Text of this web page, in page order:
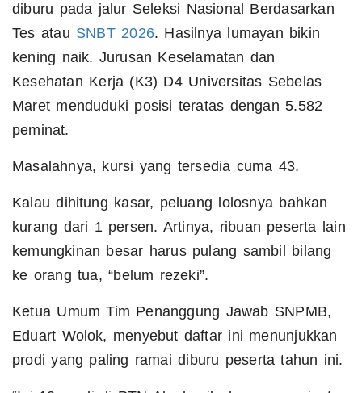
diburu pada jalur Seleksi Nasional Berdasarkan
Tes atau SNBT 2026. Hasilnya lumayan bikin
kening naik. Jurusan Keselamatan dan
Kesehatan Kerja (K3) D4 Universitas Sebelas
Maret menduduki posisi teratas dengan 5.582
peminat.
Masalahnya, kursi yang tersedia cuma 43.
Kalau dihitung kasar, peluang lolosnya bahkan
kurang dari 1 persen. Artinya, ribuan peserta lain
kemungkinan besar harus pulang sambil bilang
ke orang tua, “belum rezeki”.
Ketua Umum Tim Penanggung Jawab SNPMB,
Eduart Wolok, menyebut daftar ini menunjukkan
prodi yang paling ramai diburu peserta tahun ini.